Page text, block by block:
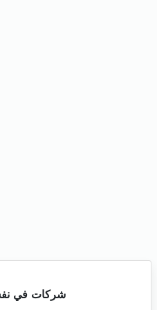
شركات في